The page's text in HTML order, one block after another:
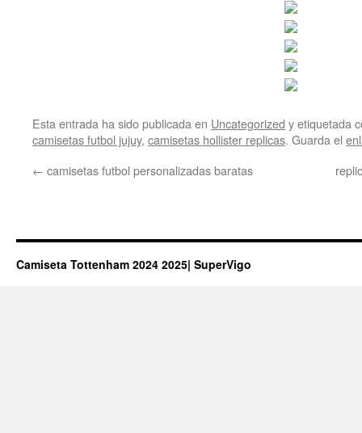
Esta entrada ha sido publicada en Uncategorized y etiquetada
camisetas futbol jujuy, camisetas hollister replicas. Guarda el
← camisetas futbol personalizadas baratas
Camiseta Tottenham 2024 2025| SuperVigo